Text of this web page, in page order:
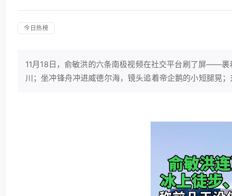
今日热榜
11月18日，俞敏洪的六条南极视频在社交平台刷了屏——
川；坐冲锋舟冲进威德尔海，镜头追着帝企鹅的小短腿晃